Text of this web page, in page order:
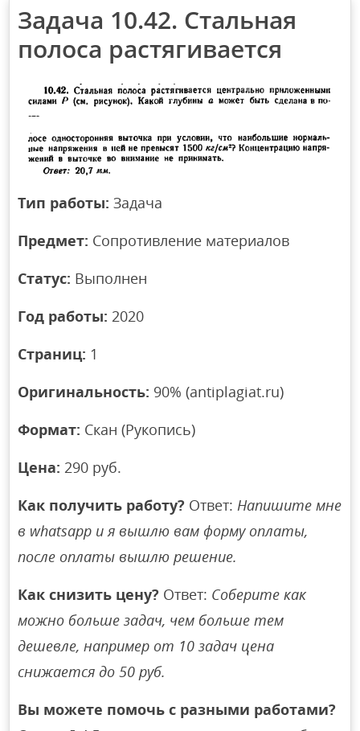
Задача 10.42. Стальная
полоса растягивается
Тип работы: Задача
Предмет: Сопротивление материалов
Статус: Выполнен
Год работы: 2020
Страниц: 1
Оригинальность: 90% (antiplagiat.ru)
Формат: Скан (Рукопись)
Цена: 290 руб.
Как получить работу? Ответ:Напишите мне
в whatsapp и я вышлю вам форму оплаты,
после оплаты вышлю решение.
Как снизить цену? Ответ: Соберите как
можно больше задач, чем больше тем
дешевле, например от 10 задач цена
снижается до 50 руб.
Вы можете помочь с разными работами?